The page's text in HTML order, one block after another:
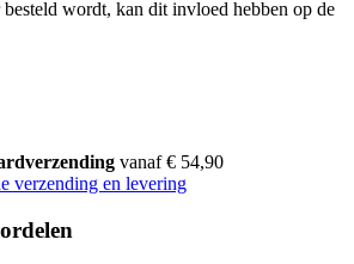
wordt, kan dit invloed hebben op de
vanaf € 54,90
verzending en levering